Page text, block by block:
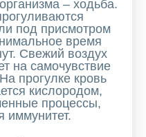
– ходьба.
под присмотром
время
Свежий воздух
на самочувствие
прогулке кровь
кислородом,
процессы,
иммунитет.